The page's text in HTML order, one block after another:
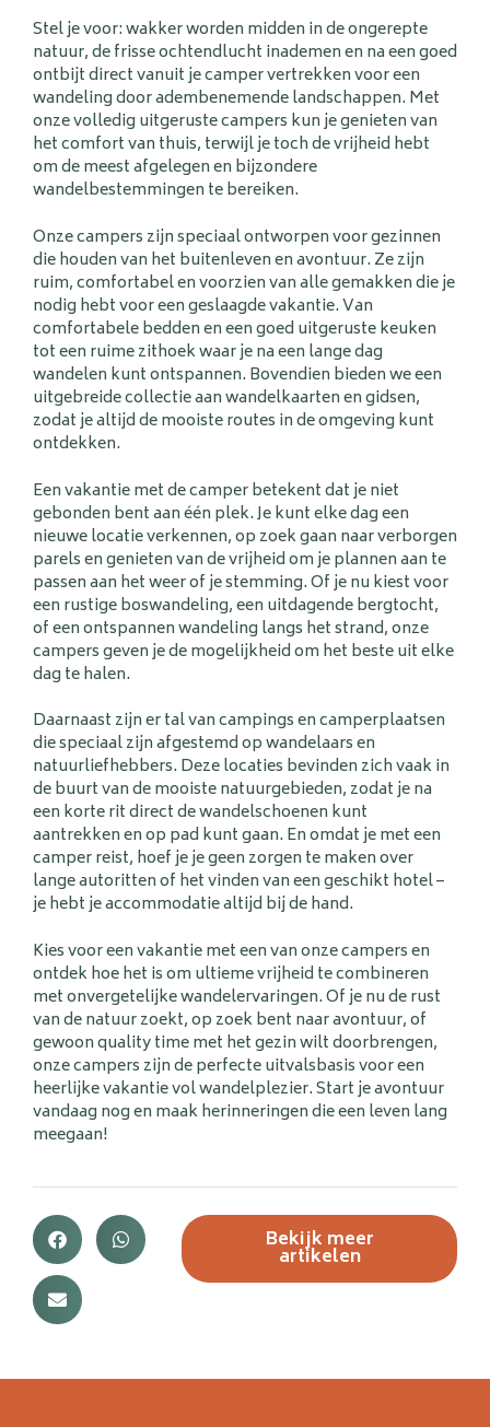
Stel je voor: wakker worden midden in de ongerepte
natuur, de frisse ochtendlucht inademen en na een goed
ontbijt direct vanuit je camper vertrekken voor een
wandeling door adembenemende landschappen. Met
onze volledig uitgeruste campers kun je genieten van
het comfort van thuis, terwijl je toch de vrijheid hebt
om de meest afgelegen en bijzondere
wandelbestemmingen te bereiken.
Onze campers zijn speciaal ontworpen voor gezinnen
die houden van het buitenleven en avontuur. Ze zijn
ruim, comfortabel en voorzien van alle gemakken die je
nodig hebt voor een geslaagde vakantie. Van
comfortabele bedden en een goed uitgeruste keuken
tot een ruime zithoek waar je na een lange dag
wandelen kunt ontspannen. Bovendien bieden we een
uitgebreide collectie aan wandelkaarten en gidsen,
zodat je altijd de mooiste routes in de omgeving kunt
ontdekken.
Een vakantie met de camper betekent dat je niet
gebonden bent aan één plek. Je kunt elke dag een
nieuwe locatie verkennen, op zoek gaan naar verborgen
parels en genieten van de vrijheid om je plannen aan te
passen aan het weer of je stemming. Of je nu kiest voor
een rustige boswandeling, een uitdagende bergtocht,
of een ontspannen wandeling langs het strand, onze
campers geven je de mogelijkheid om het beste uit elke
dag te halen.
Daarnaast zijn er tal van campings en camperplaatsen
die speciaal zijn afgestemd op wandelaars en
natuurliefhebbers. Deze locaties bevinden zich vaak in
de buurt van de mooiste natuurgebieden, zodat je na
een korte rit direct de wandelschoenen kunt
aantrekken en op pad kunt gaan. En omdat je met een
camper reist, hoef je je geen zorgen te maken over
lange autoritten of het vinden van een geschikt hotel –
je hebt je accommodatie altijd bij de hand.
Kies voor een vakantie met een van onze campers en
ontdek hoe het is om ultieme vrijheid te combineren
met onvergetelijke wandelervaringen. Of je nu de rust
van de natuur zoekt, op zoek bent naar avontuur, of
gewoon quality time met het gezin wilt doorbrengen,
onze campers zijn de perfecte uitvalsbasis voor een
heerlijke vakantie vol wandelplezier. Start je avontuur
vandaag nog en maak herinneringen die een leven lang
meegaan!
Bekijk meer
artikelen